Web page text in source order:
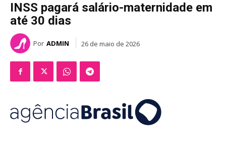
INSS pagará salário-maternidade em
até 30 dias
Por ADMIN 26 de maio de 2026